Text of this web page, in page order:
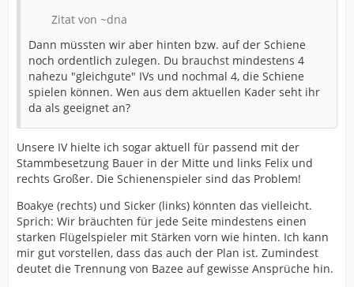
guten Drittliga-Knipser ?
An Noah Darvich vom VfB hatte ich auch schon gedacht.
Andere Clubs haben auch gute Erfahrungen gemacht
mit diesen Top-Talenten aus der 2.Mannschaft, die für
die erste noch nicht gut genug sind (Ulrich->
Magdeburg, Wätjen->Bochum). Vielleicht haben wir
nach dem Pokalfinale noch einen guten Draht zum VfB ?
Zitat von ~dna
Dann müssten wir aber hinten bzw. auf der Schiene
noch ordentlich zulegen. Du brauchst mindestens 4
nahezu "gleichgute" IVs und nochmal 4, die Schiene
spielen können. Wen aus dem aktuellen Kader seht ihr
da als geeignet an?
Unsere IV hielte ich sogar aktuell für passend mit der
Stammbesetzung Bauer in der Mitte und links Felix und
rechts Großer. Die Schienenspieler sind das Problem!
Boakye (rechts) und Sicker (links) könnten das vielleicht.
Sprich: Wir bräuchten für jede Seite mindestens einen
starken Flügelspieler mit Stärken vorn wie hinten. Ich kann
mir gut vorstellen, dass das auch der Plan ist. Zumindest
deutet die Trennung von Bazee auf gewisse Ansprüche hin.